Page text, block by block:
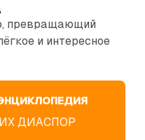
превращающий
и интересное
ДИАСПОР